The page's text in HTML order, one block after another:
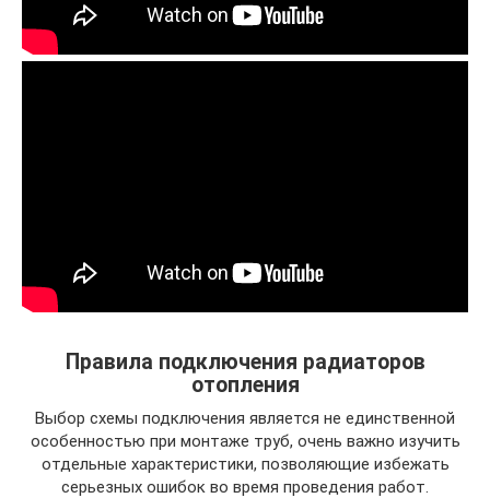
Правила подключения радиаторов
отопления
Выбор схемы подключения является не единственной
особенностью при монтаже труб, очень важно изучить
отдельные характеристики, позволяющие избежать
серьезных ошибок во время проведения работ.